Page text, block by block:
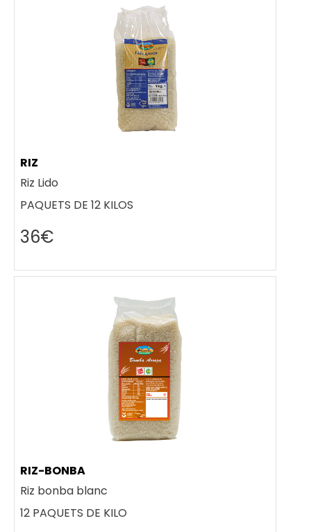
RIZ
Riz Lido
PAQUETS DE 12 KILOS
36€
RIZ-BONBA
Riz bonba blanc
12 PAQUETS DE KILO